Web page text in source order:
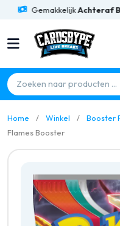
Achteraf Betalen
Home Winkel Booster
Flames Booster